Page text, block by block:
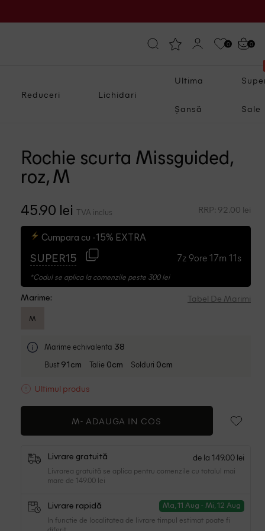
0 0
Reduceri Lichidari
Ultima
Șansă Sale
Rochie scurta Missguided,
roz, M
45.90 lei TVA inclus RRP: 92.00 lei
Cumpara cu -15% EXTRA
SUPER15 7z 9ore 17m 9s
*Codul se aplica la comenzile peste 300 lei
Marime: Tabel De Marimi
M
Marime echivalenta 38
Bust 91cm Talie 0cm Solduri 0cm
Ultimul produs
M-ADAUGA IN COS
Livrare gratuită de la 149.00 lei
Livrarea gratuită se aplica pentru comenzile cu totalul mai
mare de 149.00 lei
Livrare rapidă Ma, 11 Aug - Mi, 12 Aug
In functie de localitatea de livrare timpul estimat poate fi